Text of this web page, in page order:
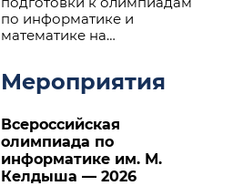
по информатике и
математике на…
Мероприятия
Всероссийская
олимпиада по
информатике им. М.
Келдыша — 2026